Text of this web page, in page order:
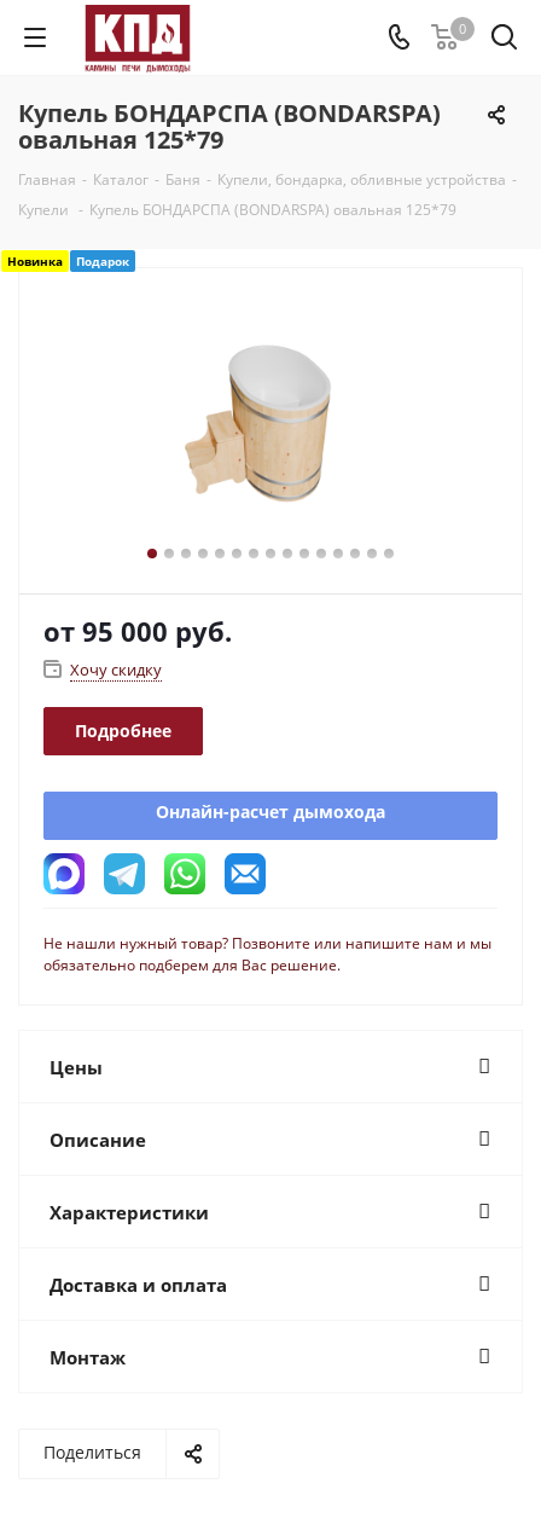
0
Купель БОНДАРСПА (BONDARSPA)
овальная 125*79
Главная - Каталог - Баня - Купели, бондарка, обливные устройства -
Купели - Купель БОНДАРСПА (BONDARSPA) овальная 125*79
Новинка Подарок
от 95 000 руб.
Хочу скидку
Подробнее
Онлайн-расчет дымохода
Не нашли нужный товар? Позвоните или напишите нам и мы
обязательно подберем для Вас решение.
Цены
Описание
Характеристики
Доставка и оплата
Монтаж
Поделиться